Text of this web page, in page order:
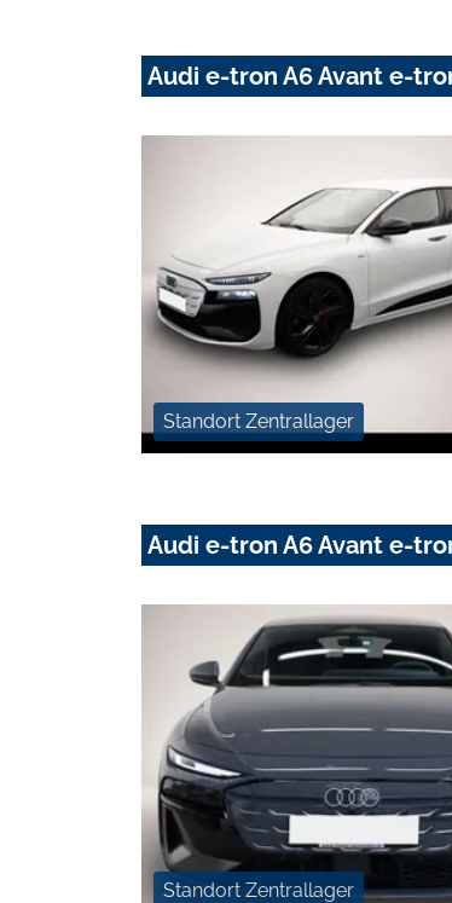
Audi e-tron A6 Avant e-
Standort Zentrallager
Audi e-tron A6 Avant e-
Standort Zentrallager